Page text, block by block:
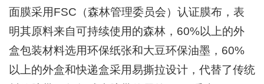
面膜采用FSC（森林管理委员会）认证膜布，表
明其原料来自可持续使用的森林，60%以上的外
盒包装材料选用环保纸张和大豆环保油墨，60%
以上的外盒和快递盒采用易撕拉设计，代替了传统